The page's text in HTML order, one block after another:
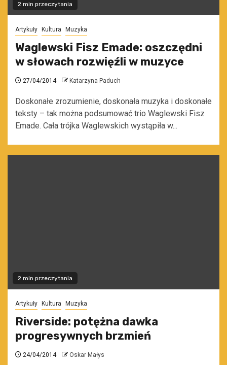
2 min przeczytania
Artykuły Kultura Muzyka
Waglewski Fisz Emade: oszczędni
w słowach rozwięźli w muzyce
27/04/2014 Katarzyna Paduch
Doskonałe zrozumienie, doskonała muzyka i doskonałe
teksty – tak można podsumować trio Waglewski Fisz
Emade. Cała trójka Waglewskich wystąpiła w...
2 min przeczytania
Artykuły Kultura Muzyka
Riverside: potężna dawka
progresywnych brzmień
24/04/2014 Oskar Małys